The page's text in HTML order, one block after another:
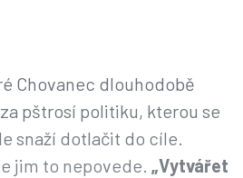
Chovanec dlouhodobě
pštrosí politiku, kterou se
snaží dotlačit do cíle.
jim to nepovede. „Vytvářet